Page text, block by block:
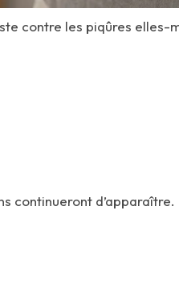
contre les piqûres elles-
d’apparaître.